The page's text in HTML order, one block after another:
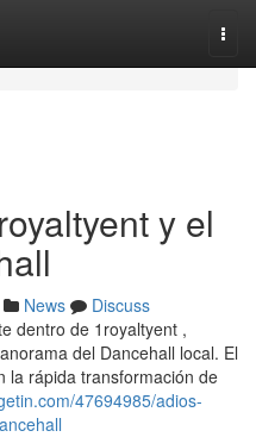
y el
News
Discuss
dentro de 1royaltyent ,
del Dancehall local. El
la rápida transformación de
47694985/adios-